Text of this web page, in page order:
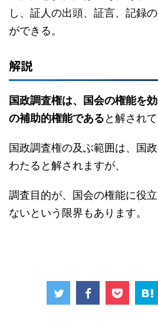
し、証人の出頭、証言、記録
ができる。
解説
国政調査権は、国会の権能を
の補助的権能であると解されて
国政調査権の及ぶ範囲は、国
わたると解されますが、
調査目的が、国会の権能に役
ないという限界もあります。